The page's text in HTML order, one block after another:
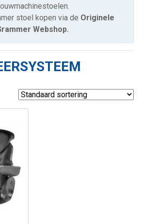
stoel kopen via de Originele
Webshop.